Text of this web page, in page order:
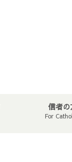
信者の
For